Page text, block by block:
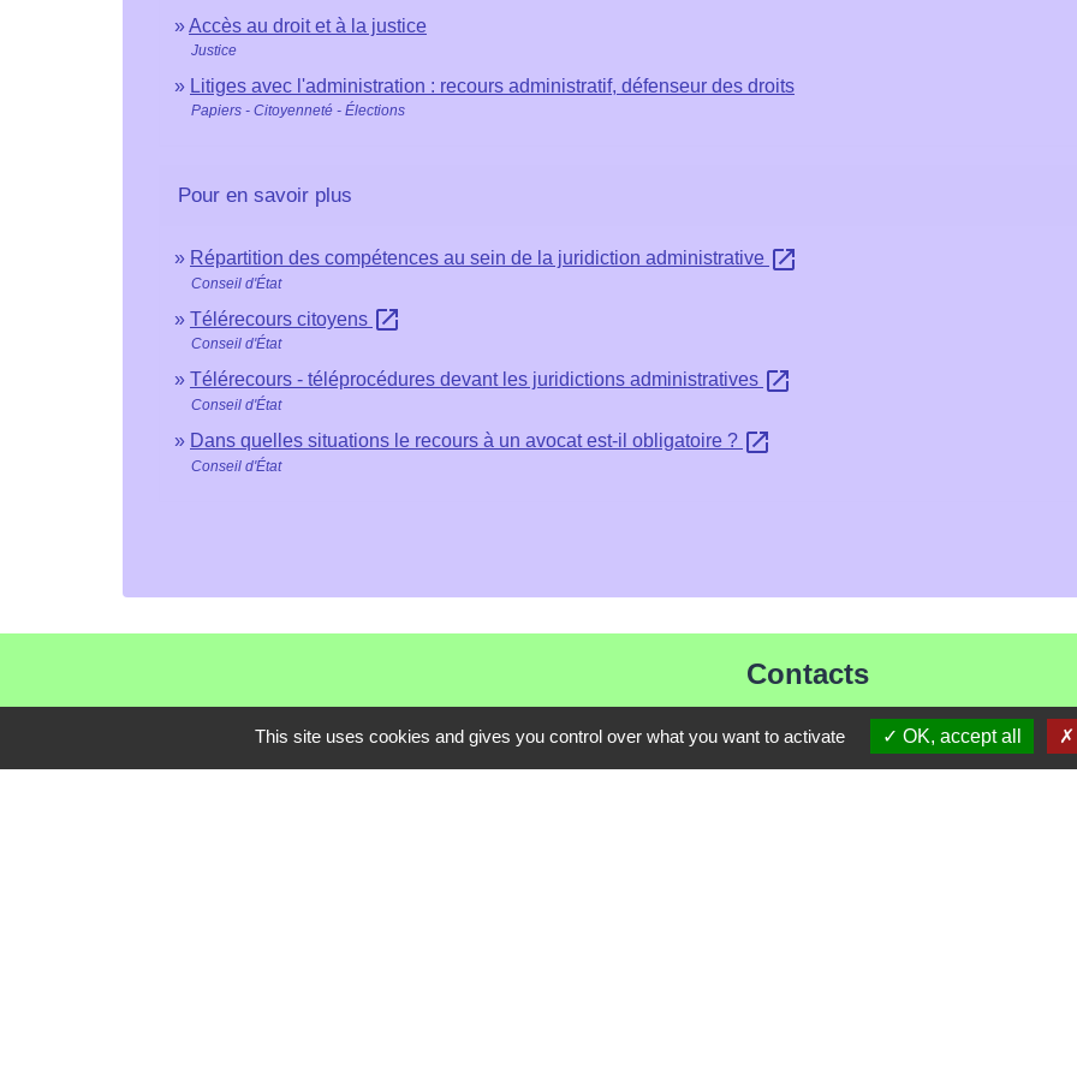
Accès au droit et à la justice
Justice
Litiges avec l'administration : recours administratif, défenseur des droits
Papiers - Citoyenneté - Élections
Pour en savoir plus
Répartition des compétences au sein de la juridiction administrative open_in_new
Conseil d'État
Télérecours citoyens open_in_new
Conseil d'État
Télérecours - téléprocédures devant les juridictions administratives open_in_new
Conseil d'État
Dans quelles situations le recours à un avocat est-il obligatoire ? open_in_new
Conseil d'État
Contacts
Mairie de Les Chapelles
Chef-lieu - 13 rue du Chatelet
This site uses cookies and gives you control over what you want to activate OK, accept all